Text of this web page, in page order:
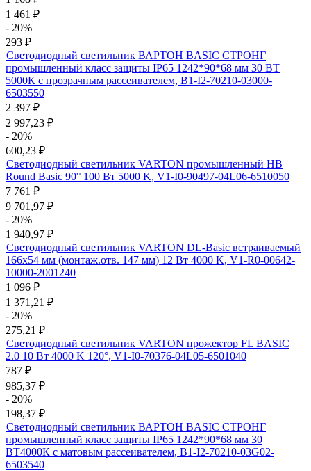
1 461 ₽
- 20%
293 ₽
Светодиодный светильник ВАРТОН BASIC СТРОНГ
промышленный класс защиты IP65 1242*90*68 мм 30 ВТ
5000К с прозрачным рассеивателем, B1-I2-70210-03000-
6503550
2 397 ₽
2 997,23 ₽
- 20%
600,23 ₽
Светодиодный светильник VARTON промышленный HB
Round Basic 90° 100 Вт 5000 K, V1-I0-90497-04L06-6510050
7 761 ₽
9 701,97 ₽
- 20%
1 940,97 ₽
Светодиодный светильник VARTON DL-Basic встраиваемый
166х54 мм (монтаж.отв. 147 мм) 12 Вт 4000 K, V1-R0-00642-
10000-2001240
1 096 ₽
1 371,21 ₽
- 20%
275,21 ₽
Светодиодный светильник VARTON прожектор FL BASIC
2.0 10 Вт 4000 K 120°, V1-I0-70376-04L05-6501040
787 ₽
985,37 ₽
- 20%
198,37 ₽
Светодиодный светильник ВАРТОН BASIC СТРОНГ
промышленный класс защиты IP65 1242*90*68 мм 30
ВТ4000К с матовым рассеивателем, B1-I2-70210-03G02-
6503540